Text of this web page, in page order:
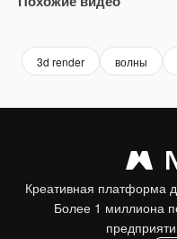
3d render волны
Креативная платформа
Более 1 миллиона